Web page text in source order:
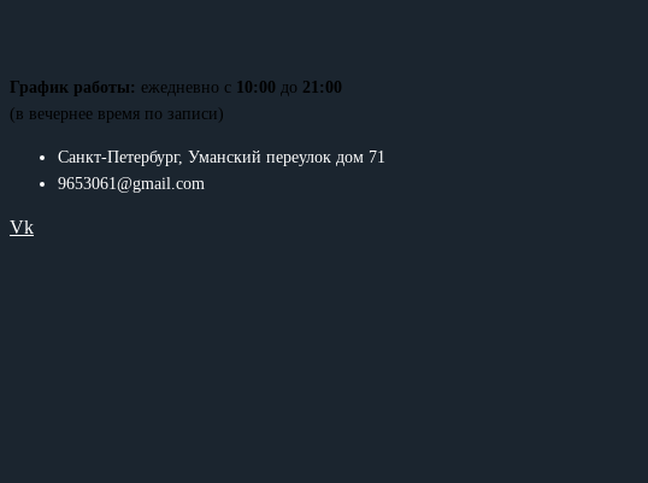
График работы: ежедневно с 10:00 до 21:00
(в вечернее время по записи)
Санкт-Петербург, Уманский переулок дом 71
9653061@gmail.com
Vk